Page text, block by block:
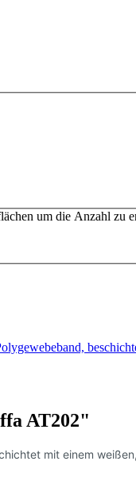
um die Anzahl zu
AT202"
mit einem